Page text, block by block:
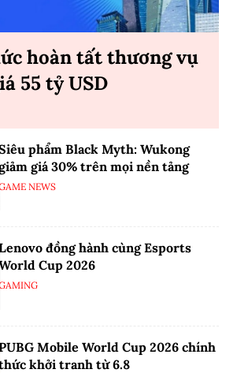
hoàn tất thương vụ
55 tỷ USD
phẩm Black Myth: Wukong
giá 30% trên mọi nền tảng
NEWS
đồng hành cùng Esports
Cup 2026
Mobile World Cup 2026 chính
khởi tranh từ 6.8